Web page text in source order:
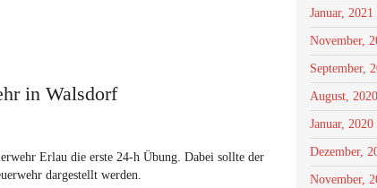
in Walsdorf
Erlau die erste 24-h Übung. Dabei sollte der
dargestellt werden.
Januar, 2021
November,
September,
August, 2020
Januar, 2020
Dezember,
November,